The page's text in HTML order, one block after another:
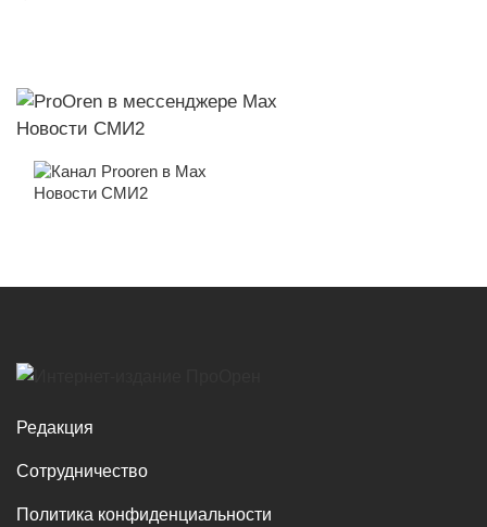
Новости СМИ2
Новости СМИ2
Редакция
Сотрудничество
Политика конфиденциальности